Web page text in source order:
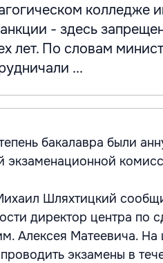
колледже
- здесь
лет. По словам
...
бакалавра были
экзаменационной
Шляхтицкий
директор центра по
Алексея Матеевича.
экзамены в